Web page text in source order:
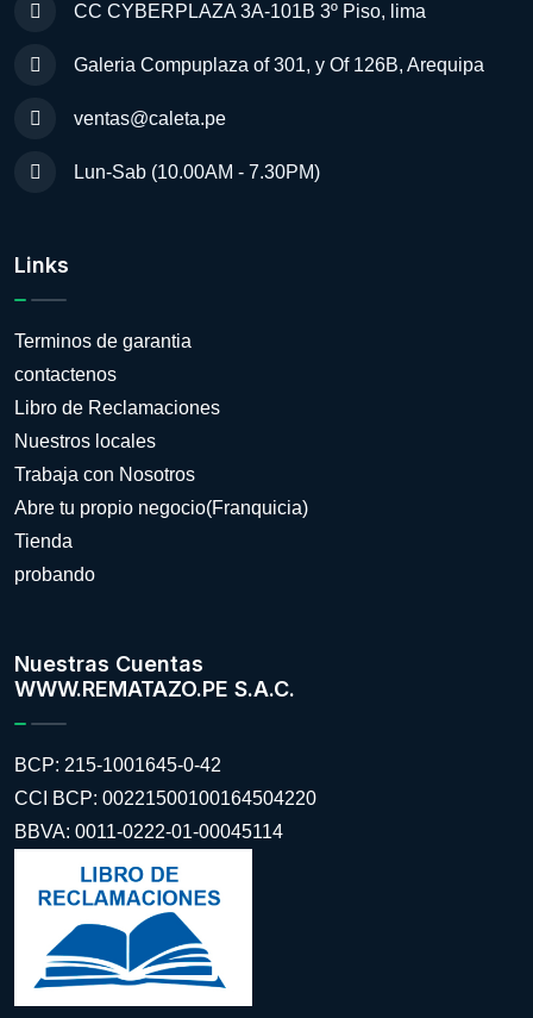
CC CYBERPLAZA 3A-101B 3º Piso, lima
Galeria Compuplaza of 301, y Of 126B, Arequipa
ventas@caleta.pe
Lun-Sab (10.00AM - 7.30PM)
Links
Terminos de garantia
contactenos
Libro de Reclamaciones
Nuestros locales
Trabaja con Nosotros
Abre tu propio negocio(Franquicia)
Tienda
probando
Nuestras Cuentas
WWW.REMATAZO.PE S.A.C.
BCP: 215-1001645-0-42
CCI BCP: 00221500100164504220
BBVA: 0011-0222-01-00045114